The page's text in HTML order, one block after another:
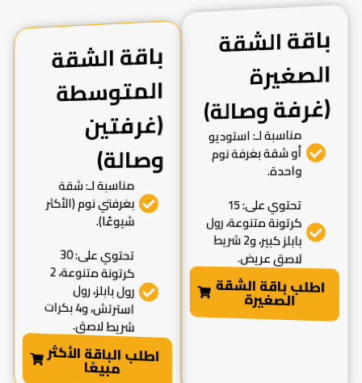
باقة الشقة
الصغيرة
(غرفة وصالة)
مناسبة لـ: استوديو
أو شقة بغرفة نوم
واحدة.
تحتوي على: 15
كرتونة متنوعة، رول
بابلز كبير، و2 شريط
لاصق عريض.
اطلب باقة الشقة
الصغيرة
باقة الشقة
المتوسطة
(غرفتين
وصالة)
مناسبة لـ: شقة
بغرفتي نوم (الأكثر
شيوعًا).
تحتوي على: 30
كرتونة متنوعة، 2
رول بابلز، رول
استرتش، و4 بكرات
شريط لاصق.
اطلب الباقة الأكثر
مبيعًا